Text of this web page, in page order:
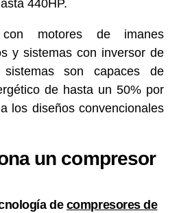
440HP.
motores de imanes
y sistemas con inversor de
sistemas son capaces de
de hasta un 50% por
los diseños convencionales
un compresor
de compresores de